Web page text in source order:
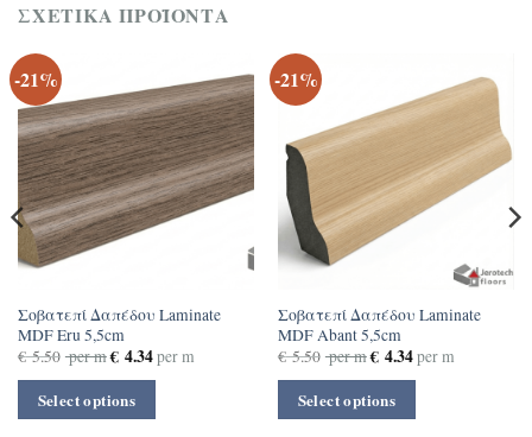
ΣΧΕΤΙΚΆ ΠΡΟΪΌΝΤΑ
-21%
Σοβατεπί Δαπέδου Laminate
MDF Eru 5,5cm
€5.50 per m€4.34per m
Select options
-21%
Σοβατεπί Δαπέδου Laminate
MDF Abant 5,5cm
€5.50 per m€4.34per m
Select options